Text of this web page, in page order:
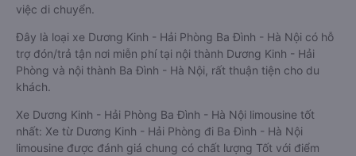
việc di chuyển.
Đây là loại xe Dương Kinh - Hải Phòng Ba Đình - Hà Nội có hỗ
trợ đón/trả tận nơi miễn phí tại nội thành Dương Kinh - Hải
Phòng và nội thành Ba Đình - Hà Nội, rất thuận tiện cho du
khách.
Xe Dương Kinh - Hải Phòng Ba Đình - Hà Nội limousine tốt
nhất: Xe từ Dương Kinh - Hải Phòng đi Ba Đình - Hà Nội
limousine được đánh giá chung có chất lượng Tốt với điểm